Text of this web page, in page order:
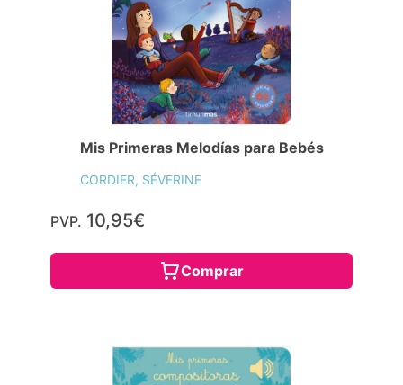
Mis Primeras Melodías para Bebés
CORDIER, SÉVERINE
PVP. 10,95€
Comprar